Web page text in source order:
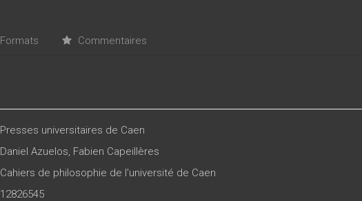
Formats Commentaires
Presses universitaires de Caen
Daniel Azuelos Fabien Capeillères
Cahiers de philosophie de l'université de Caen
12826545